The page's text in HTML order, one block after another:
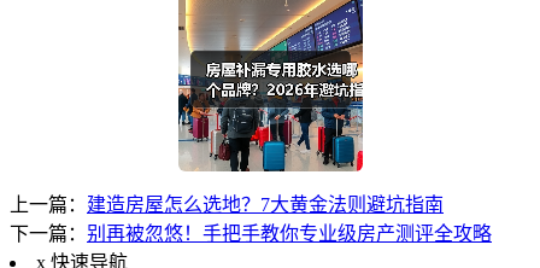
上一篇： 建造房屋怎么选地？7大黄金法则避坑指南
下一篇： 别再被忽悠！手把手教你专业级房产测评全攻略
x 快速导航